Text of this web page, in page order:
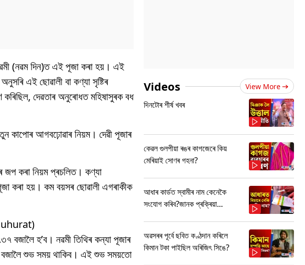
(নৱম দিন)ত এই পূজা কৰা হয়। এই
এই ছোৱালী বা কণ্যা সৃষ্টিৰ
কৰিছিল, দেৱতাৰ অনুৰোধত মহিষাসুৰক বধ
কাপোৰ আগবঢ়োৱাৰ নিয়ম। দেৱী পূজাৰ
জপ কৰা নিয়ম প্ৰচলিত। কণ্যা
কৰা হয়। কম বয়সৰ ছোৱালী এগৰাকীক
বজালৈ হ’ব। নৱমী তিথিৰ কন্যা পূজাৰ
বজালৈ শুভ সময় থাকিব। এই শুভ সময়তো
Videos View More
দিনটোৰ শীৰ্ষ খবৰ
কেৱল গুলপীয়া ৰঙৰ কাগজেৰে কিয়
মেৰিয়াই সোণৰ গহনা?
আধাৰ কাৰ্ডত স্বামীৰ নাম কেনেকৈ
সংযোগ কৰিব?জানক প্ৰক্ৰিয়া...
অৱসৰৰ পূৰ্বে ছবিত কণ্ঠদান কৰিলে
কিমান টকা পাইছিল অৰিজিৎ সিঙে?